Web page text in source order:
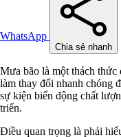
WhatsApp
Chia sẻ nhanh
Mưa bão là một thách
làm thay đổi nhanh chóng
sự kiện biến động chất
triển.
Điều quan trọng là phải